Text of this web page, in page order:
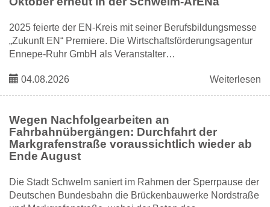
2025 feierte der EN-Kreis mit seiner Berufsbildungsmesse
„Zukunft EN“ Premiere. Die Wirtschaftsförderungsagentur
Ennepe-Ruhr GmbH als Veranstalter…
04.08.2026 Weiterlesen
Wegen Nachfolgearbeiten an
Fahrbahnübergängen: Durchfahrt der
Markgrafenstraße voraussichtlich wieder ab
Ende August
Die Stadt Schwelm saniert im Rahmen der Sperrpause der
Deutschen Bundesbahn die Brückenbauwerke Nordstraße